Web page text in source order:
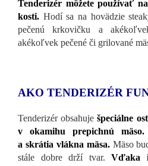
Tenderizér môžete používať
kosti. Hodí sa na hovädzie
pečenú krkovičku a
akékoľvek pečené či grilované
AKO TENDERIZÉR
Tenderizér obsahuješpeciálne
v okamihu prepichnú
a skrátia vlákna mäsa.Mäso
stále dobre drží tvar. Vďaka